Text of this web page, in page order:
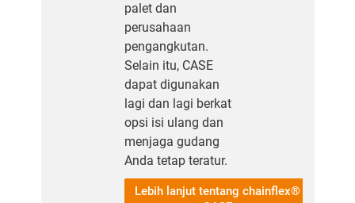
palet dan
perusahaan
pengangkutan.
Selain itu, CASE
dapat digunakan
lagi dan lagi berkat
opsi isi ulang dan
menjaga gudang
Anda tetap teratur.
Lebih lanjut tentang chainflex®